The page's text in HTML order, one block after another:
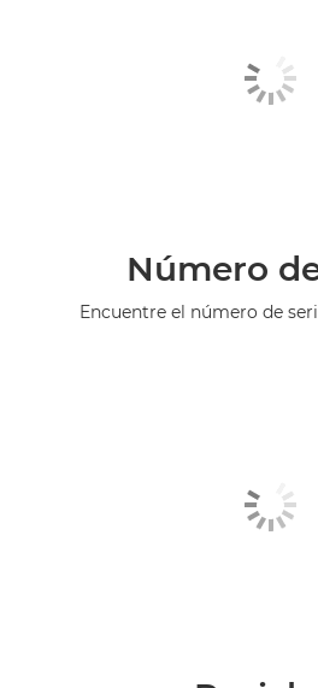
Número
Encuentre el número de